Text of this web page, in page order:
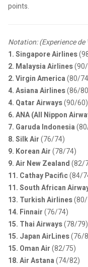
points.
Notation: (Experience
1. Singapore Airlines
2. Malaysia Airlines
2. Virgin America(80/
4. Asiana Airlines(86/
4. Qatar Airways(90/60)
6. ANA (All Nippon
7. Garuda Indonesia
8. Silk Air(76/74)
9. Korean Air(78/74)
9. Air New Zealand(82/
11. Cathay Pacific(84/
11. South African
13. Turkish Airlines
14. Finnair(76/74)
15. Thai Airways(78/79)
15. Japan AirLines(76/
15. Oman Air(82/75)
18. Air Astana(74/82)